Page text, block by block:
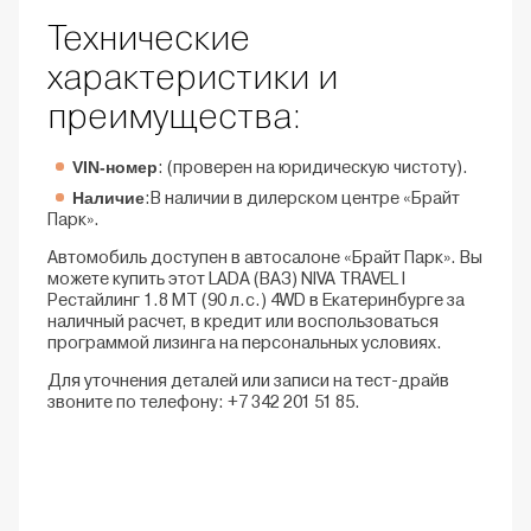
Технические
характеристики и
преимущества:
VIN-номер: (проверен на юридическую чистоту).
Наличие:В наличии в дилерском центре «Брайт
Парк».
Автомобиль доступен в автосалоне «Брайт Парк». Вы
можете купить этот LADA (ВАЗ) NIVA TRAVEL I
Рестайлинг 1.8 MT (90 л.с.) 4WD в Екатеринбурге за
наличный расчет, в кредит или воспользоваться
программой лизинга на персональных условиях.
Для уточнения деталей или записи на тест-драйв
звоните по телефону: +7 342 201 51 85.